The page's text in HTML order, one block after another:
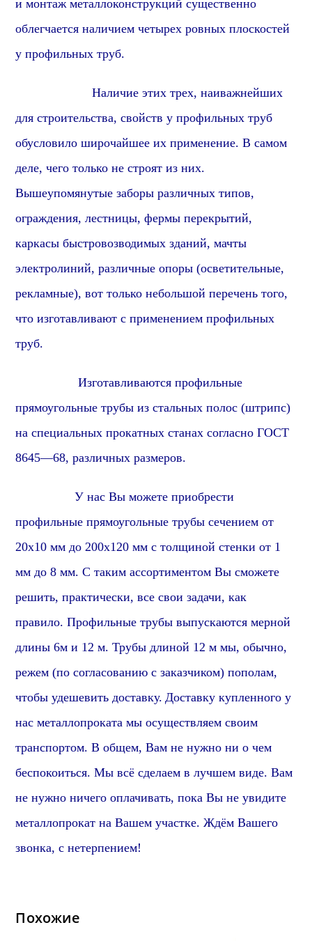
и монтаж металлоконструкций существенно
облегчается наличием четырех ровных плоскостей
упрофильных труб.
Наличие этих трех, наиважнейших
для строительства, свойств у профильных труб
обусловило широчайшее их применение. В самом
деле, чего только не строят из них.
Вышеупомянутые заборы различных типов,
ограждения, лестницы, фермы перекрытий,
каркасы быстровозводимых зданий, мачты
электролиний, различные опоры (осветительные,
рекламные), вот только небольшой перечень того,
что изготавливают с применением профильных
труб.
Изготавливаютсяпрофильные
прямоугольныетрубы из стальных полос (штрипс)
на специальных прокатных станах согласно ГОСТ
8645—68, различных размеров.
У нас Вы можете приобрести
профильныепрямоугольные трубы сечением от
20х10 мм до 200х120 мм с толщиной стенки от 1
мм до 8 мм. С таким ассортиментом Вы сможете
решить, практически, все свои задачи, как
правило. Профильные трубы выпускаются мерной
длины 6м и 12 м. Трубы длиной 12 м мы, обычно,
режем (по согласованию с заказчиком) пополам,
чтобы удешевить доставку. Доставку купленного у
нас металлопроката мы осуществляем своим
транспортом. В общем, Вам не нужно ни о чем
беспокоиться. Мы всё сделаем в лучшем виде. Вам
не нужно ничего оплачивать, пока Вы не увидите
металлопрокат на Вашем участке. Ждём Вашего
звонка, с нетерпением!
Похожие